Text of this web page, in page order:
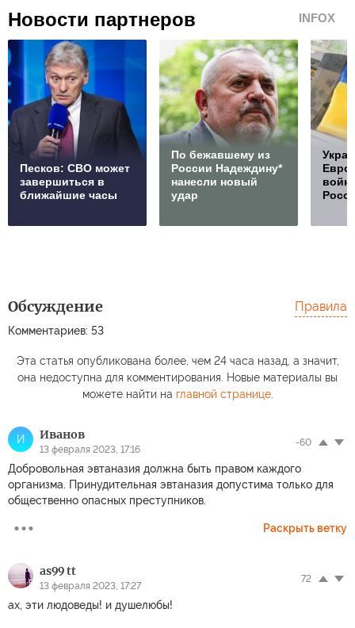
Новости партнеров INFOX
Песков: СВО может
завершиться в
ближайшие часы
По бежавшему из
России Надеждину*
нанесли новый
удар
Обсуждение
Комментариев: 53
Правила
Эта статья опубликована более, чем 24 часа назад, а значит,
она недоступна для комментирования. Новые материалы вы
можете найти на главной странице.
И Иванов
13 февраля 2023, 17:16
-60
Добровольная эвтаназия должна быть правом каждого
организма. Принудительная эвтаназия допустима только для
общественно опасных преступников.
Раскрыть ветку
as99 tt
13 февраля 2023, 17:27
72
ах, эти людоведы! и душелюбы!